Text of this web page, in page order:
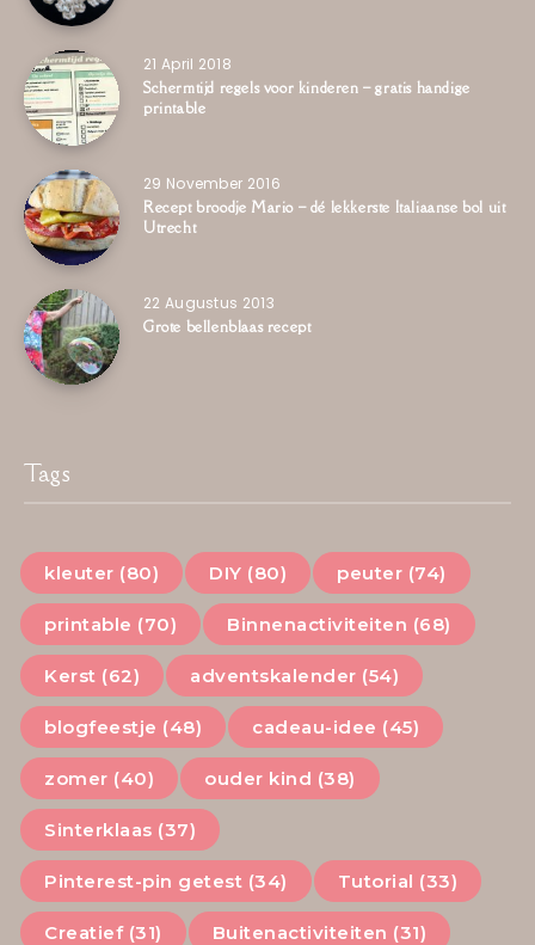
21 April 2018
Schermtijd regels voor kinderen – gratis handige
printable
29 November 2016
Recept broodje Mario – dé lekkerste Italiaanse bol uit
Utrecht
22 Augustus 2013
Grote bellenblaas recept
Tags
kleuter (80) DIY (80) peuter (74)
printable (70) Binnenactiviteiten (68)
Kerst (62) adventskalender (54)
blogfeestje (48) cadeau-idee (45)
zomer (40) ouder kind (38)
Sinterklaas (37)
Pinterest-pin getest (34) Tutorial (33)
Creatief (31) Buitenactiviteiten (31)